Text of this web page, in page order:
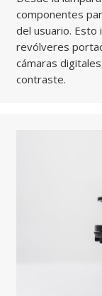
componentes
del usuario.
revólveres
cámaras
contraste.